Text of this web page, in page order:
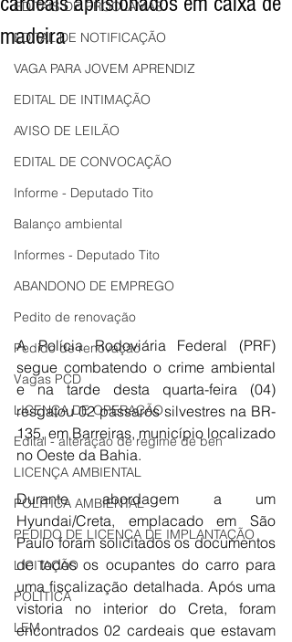
EDITAIS DE PROCLAMAS
EDITAL DE NOTIFICAÇÃO
VAGA PARA JOVEM APRENDIZ
EDITAL DE INTIMAÇÃO
AVISO DE LEILÃO
EDITAL DE CONVOCAÇÃO
Informe - Deputado Tito
Balanço ambiental
Informes - Deputado Tito
ABANDONO DE EMPREGO
Pedito de renovação
Pedido de renovação
Vagas PCD
LICENÇA DE OPERAÇÃO
Edital - alteração de regime de ben
LICENÇA AMBIENTAL
POLÍTICA AMBIENTAL
PEDIDO DE LICENÇA DE IMPLANTAÇÃO
LICITAÇÃO
POLÍTICA
LEM
madeira
A Polícia Rodoviária Federal (PRF)
segue combatendo o crime ambiental
e na tarde desta quarta-feira (04)
resgatou 02 pássaros silvestres na BR-
135, em Barreiras, município localizado
no Oeste da Bahia.
Durante abordagem a um
Hyundai/Creta, emplacado em São
Paulo foram solicitados os documentos
de todos os ocupantes do carro para
uma fiscalização detalhada. Após uma
vistoria no interior do Creta, foram
encontrados 02 cardeais que estavam